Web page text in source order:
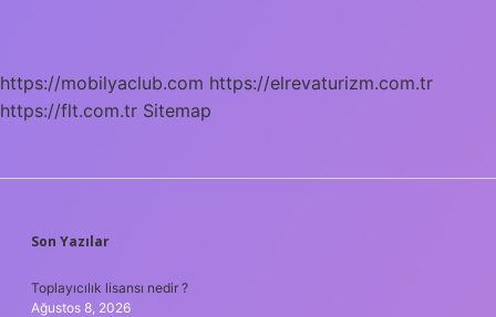
https://mobilyaclub.com https://elrevaturizm.com.tr
https://flt.com.tr Sitemap
SIDEBAR
Son Yazılar
Toplayıcılık lisansı nedir ?
Ağustos 8, 2026